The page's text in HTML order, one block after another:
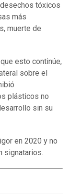
tóxicos
más
muerte de
esto continúe,
sobre el
plásticos no
sin su
en 2020 y no
signatarios.